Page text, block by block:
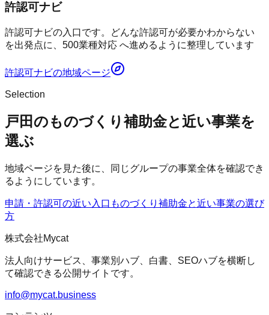
許認可ナビ
許認可ナビの入口です。どんな許認可が必要かわからない
を出発点に、500業種対応 へ進めるように整理しています
許認可ナビの地域ページ
Selection
戸田のものづくり補助金と近い事業を
選ぶ
地域ページを見た後に、同じグループの事業全体を確認でき
るようにしています。
申請・許認可の近い入口 ものづくり補助金と近い事業の選び
方
株式会社Mycat
法人向けサービス、事業別ハブ、白書、SEOハブを横断し
て確認できる公開サイトです。
info@mycat.business